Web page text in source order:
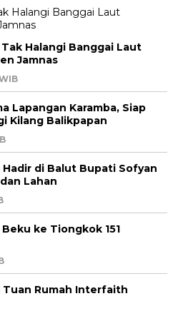
Halangi Banggai Laut
Jamnas
Lapangan Karamba, Siap
Kilang Balikpapan
Hadir di Balut Bupati Sofyan
Lahan
ke Tiongkok 151
Tuan Rumah Interfaith